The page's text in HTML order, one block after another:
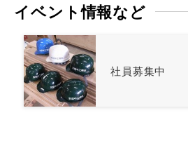
イベント情報など
社員募集中